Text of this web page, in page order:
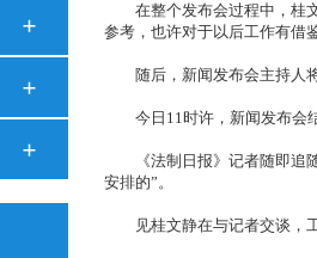
在整个发布会过程中，桂文
参考，也许对于以后工作有借
随后，新闻发布会主持人将
今日11时许，新闻发布会结
《法制日报》记者随即追随
安排的”。
见桂文静在与记者交谈，工